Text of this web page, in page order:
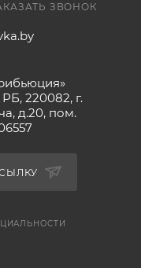
ЗВОНОК
220082, г.
д.20, пом.